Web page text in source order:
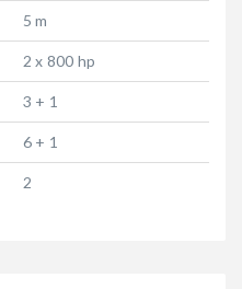
5 m
2 x 800 hp
3 + 1
6 + 1
2